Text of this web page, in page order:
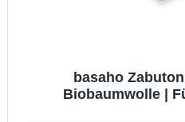
basaho
Biobaumwolle |